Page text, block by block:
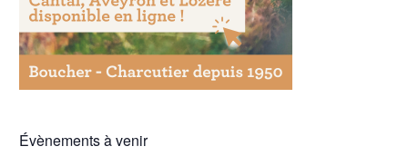
Évènements à venir